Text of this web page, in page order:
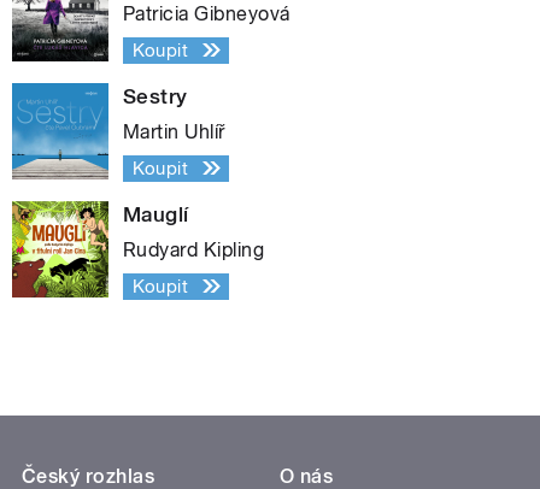
Patricia Gibneyová
Koupit
Sestry
Martin Uhlíř
Koupit
Mauglí
Rudyard Kipling
Koupit
Český rozhlas
O nás